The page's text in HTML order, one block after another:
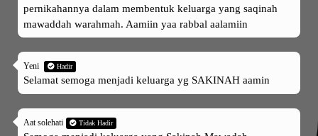
pernikahannya dalam membentuk keluarga yang saqinah
mawaddah warahmah. Aamiin yaa rabbal aalamiin
Yeni Hadir
Selamat semoga menjadi keluarga yg SAKINAH aamin
Aat solehati Tidak Hadir